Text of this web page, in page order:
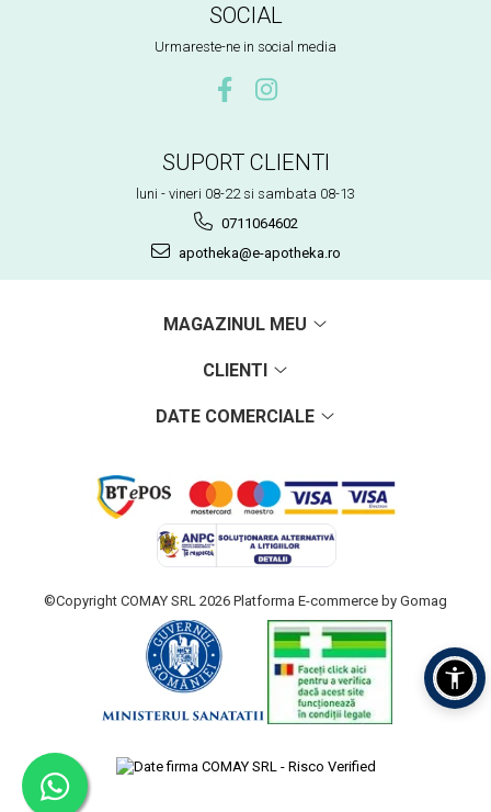
SOCIAL
Urmareste-ne in social media
SUPORT CLIENTI
luni - vineri 08-22 si sambata 08-13
0711064602
apotheka@e-apotheka.ro
MAGAZINUL MEU
CLIENTI
DATE COMERCIALE
©Copyright COMAY SRL 2026 Platforma E-commerce by Gomag